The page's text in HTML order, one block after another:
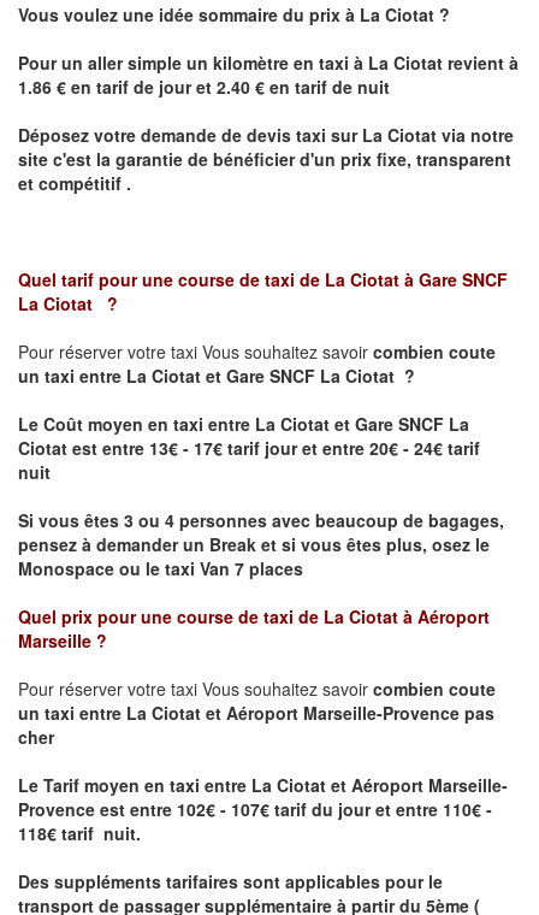
Vous voulez une idée sommaire du prix à La Ciotat ?
Pour un aller simple un kilomètre en taxi à La Ciotat revient à
1.86 € en tarif de jour et 2.40 € en tarif de nuit
Déposez votre demande de devis taxi sur La Ciotat via notre
site c'est la garantie de bénéficier d'un prix fixe, transparent
et compétitif .
Quel tarif pour une course de taxi de La Ciotat à Gare SNCF
La Ciotat
?
Pour réserver votre taxi Vous souhaitez savoir combien coute
un taxi entre La Ciotat et Gare SNCF La Ciotat ?
Le Coût moyen en taxi entre La Ciotat et Gare SNCF La
Ciotat est entre 13€ - 17€ tarif jour et entre 20€ - 24€ tarif
nuit
Si vous êtes 3 ou 4 personnes avec beaucoup de bagages,
pensez à demander un Break et si vous êtes plus, osez le
Monospace ou le taxi Van 7 places
Quel prix pour une course de taxi de La Ciotat à Aéroport
Marseille ?
Pour réserver votre taxi Vous souhaitez savoir combien coute
un taxi entre La Ciotat et Aéroport Marseille-Provence pas
cher
Le Tarif moyen en taxi entre La Ciotat et Aéroport Marseille-
Provence est entre 102€ - 107€ tarif du jour et entre 110€ -
118€ tarif nuit.
Des suppléments tarifaires sont applicables pour le
transport de passager supplémentaire à partir du 5ème (